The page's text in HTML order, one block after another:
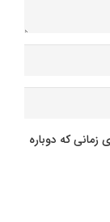
زمانی که دوباره